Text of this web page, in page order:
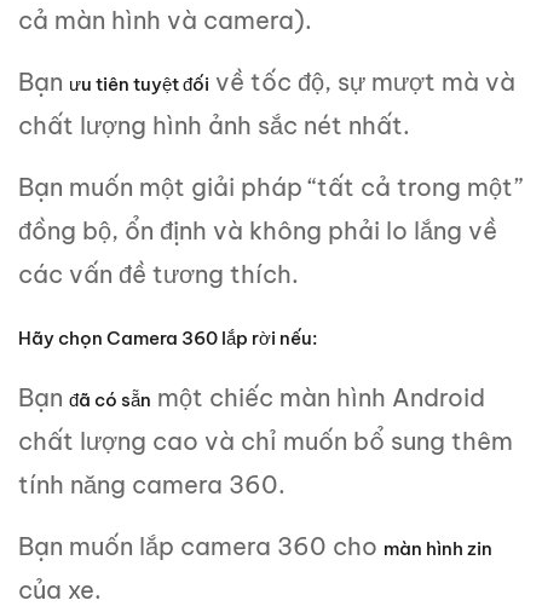
cả màn hình và camera).
Bạn ưu tiên tuyệt đối về tốc độ, sự mượt mà và
chất lượng hình ảnh sắc nét nhất.
Bạn muốn một giải pháp “tất cả trong một”
đồng bộ, ổn định và không phải lo lắng về
các vấn đề tương thích.
Hãy chọn Camera 360 lắp rời nếu:
Bạn đã có sẵn một chiếc màn hình Android
chất lượng cao và chỉ muốn bổ sung thêm
tính năng camera 360.
Bạn muốn lắp camera 360 cho màn hình zin
của xe.